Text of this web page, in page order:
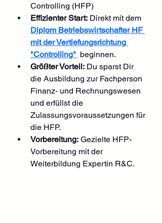
Controlling (HFP)
Effizienter Start: Direkt mit dem
Diplom Betriebswirtschafter HF
mit der Vertiefungsrichtung
"Controlling" beginnen.
Größter Vorteil: Du sparst Dir
die Ausbildung zur Fachperson
Finanz- und Rechnungswesen
und erfüllst die
Zulassungsvoraussetzungen für
die HFP.
Vorbereitung: Gezielte HFP-
Vorbereitung mit der
Weiterbildung Expertin R&C.